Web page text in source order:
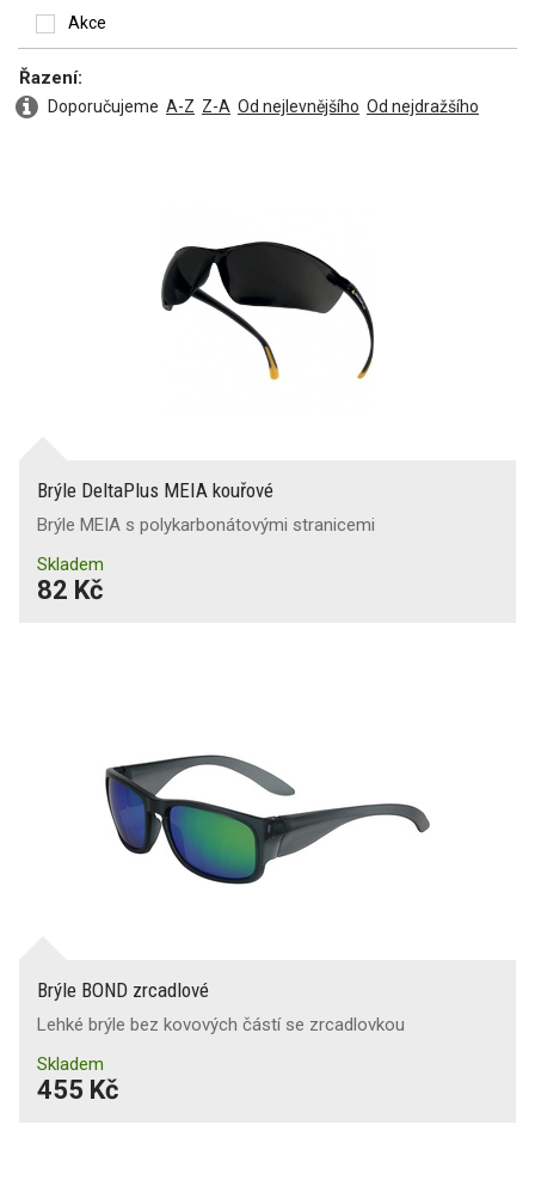
3,1(4)
5-3,1(3)
Řazení:
Doporučujeme A-Z Z-A Od nejlevnějšího Od nejdražšího
Akce
Brýle DeltaPlus MEIA kouřové
Brýle MEIA s polykarbonátovými stranicemi
Skladem
82 Kč
Brýle BOND zrcadlové
Lehké brýle bez kovových částí se zrcadlovkou
Skladem
455 Kč